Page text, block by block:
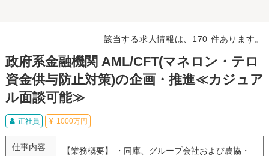
該当する求人情報は、170 件あります。
政府系金融機関 AML/CFT(マネロン・テロ
資金供与防止対策)の企画・推進≪カジュア
ル面談可能≫
正社員 1000万円
仕事内容
【業務概要】 ・同庫、グループ会社および農協・